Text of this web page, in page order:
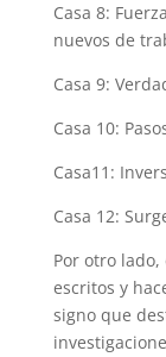
Casa 8:
nuevos de
Casa 9:
Casa 10:
Casa11:
Casa 12:
Por otro lado,
escritos y
signo que